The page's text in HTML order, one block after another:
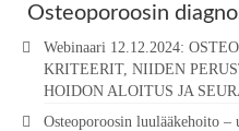
Osteoporoosin
Webinaari 12.12.2024:
KRITEERIT, NIIDEN
HOIDON ALOITUS JA
Osteoporoosin luulääkehoito –